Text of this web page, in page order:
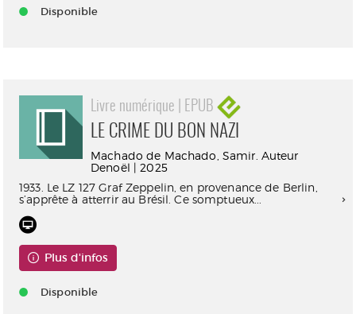
Disponible
Livre numérique | EPUB
LE CRIME DU BON NAZI
Machado de Machado, Samir. Auteur
Denoël | 2025
1933. Le LZ 127 Graf Zeppelin, en provenance de Berlin,
s’apprête à atterrir au Brésil. Ce somptueux...
Plus d'infos
Disponible